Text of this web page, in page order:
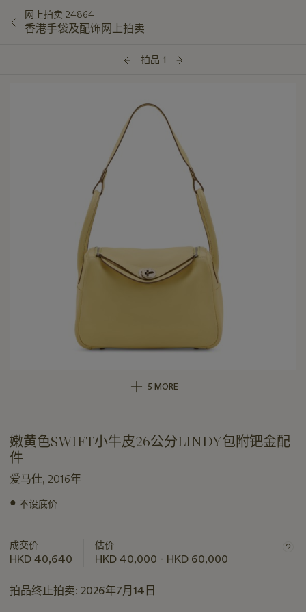
网上拍卖 24864
香港手袋及配饰网上拍卖
拍品 1
5 MORE
嫩黄色SWIFT小牛皮26公分LINDY包附钯金配
件
爱马仕, 2016年
关
拍
重
● 不设底价
成交价
HKD 40,640
估价
HKD 40,000 - HKD 60,000
拍品终止拍卖: 2026年7月14日